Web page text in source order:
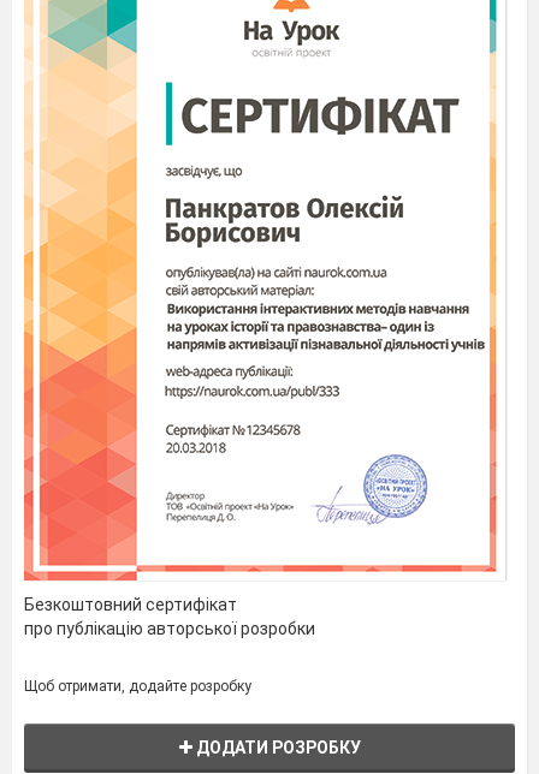
Безкоштовний сертифікат
про публікацію авторської розробки
Щоб отримати, додайте розробку
ДОДАТИ РОЗРОБКУ